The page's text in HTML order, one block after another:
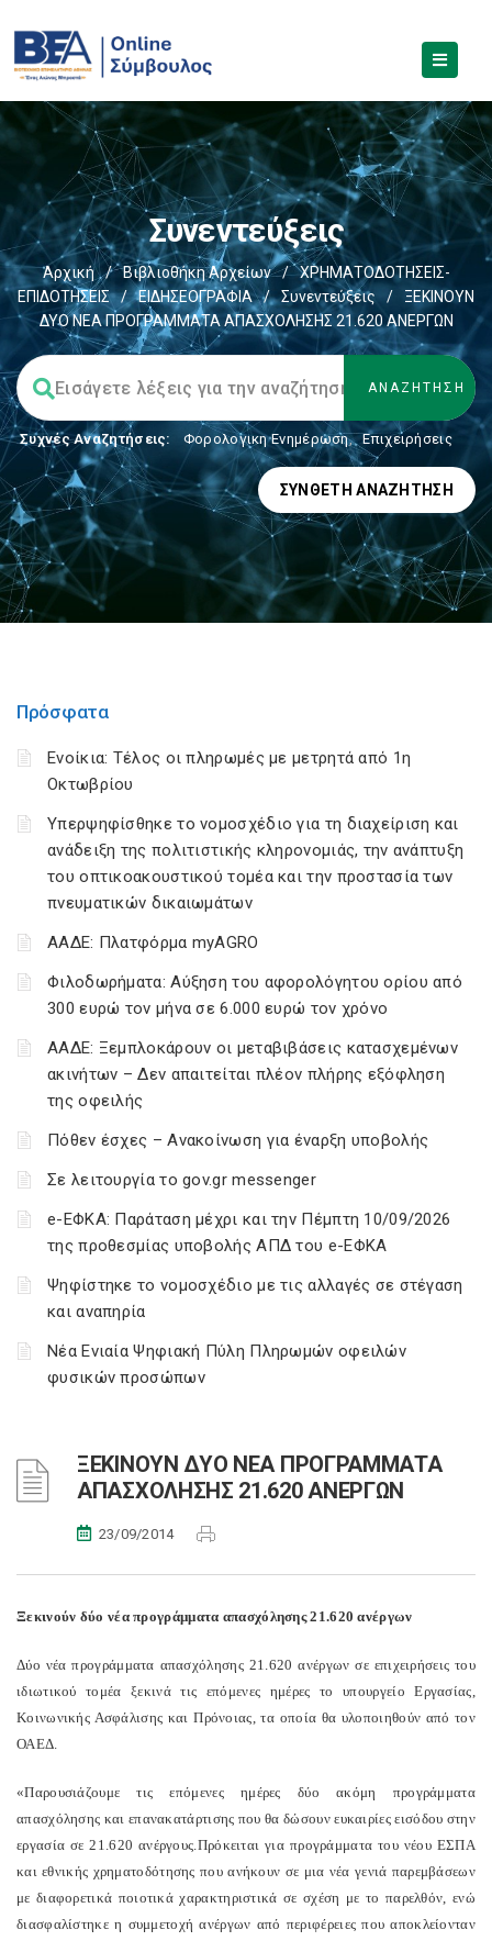
Συνεντεύξεις
Αρχική / Βιβλιοθήκη Αρχείων /
ΧΡΗΜΑΤΟΔΟΤΗΣΕΙΣ-
ΕΠΙΔΟΤΗΣΕΙΣ
/ ΕΙΔΗΣΕΟΓΡΑΦΙΑ / Συνεντεύξεις /
ΞΕΚΙΝΟΥΝ
ΔΥΟ ΝΕΑ ΠΡΟΓΡΑΜΜΑΤΑ ΑΠΑΣΧΟΛΗΣΗΣ 21.620 ΑΝΕΡΓΩΝ
Συχνές Αναζητήσεις: Φορολογικη Ενημέρωση, Επιχειρήσεις
ΣΎΝΘΕΤΗ ΑΝΑΖΉΤΗΣΗ
Πρόσφατα
Ενοίκια: Τέλος οι πληρωμές με μετρητά από 1η
Οκτωβρίου
Υπερψηφίσθηκε το νομοσχέδιο για τη διαχείριση και
ανάδειξη της πολιτιστικής κληρονομιάς, την ανάπτυξη
του οπτικοακουστικού τομέα και την προστασία των
πνευματικών δικαιωμάτων
ΑΑΔΕ: Πλατφόρμα myAGRO
Φιλοδωρήματα: Αύξηση του αφορολόγητου ορίου από
300 ευρώ τον μήνα σε 6.000 ευρώ τον χρόνο
ΑΑΔΕ: Ξεμπλοκάρουν οι μεταβιβάσεις κατασχεμένων
ακινήτων – Δεν απαιτείται πλέον πλήρης εξόφληση
της οφειλής
Πόθεν έσχες – Ανακοίνωση για έναρξη υποβολής
Σε λειτουργία το gov.gr messenger
e-ΕΦΚΑ: Παράταση μέχρι και την Πέμπτη 10/09/2026
της προθεσμίας υποβολής ΑΠΔ του e-ΕΦΚΑ
Ψηφίστηκε το νομοσχέδιο με τις αλλαγές σε στέγαση
και αναπηρία
Νέα Ενιαία Ψηφιακή Πύλη Πληρωμών οφειλών
φυσικών προσώπων
ΞΕΚΙΝΟΥΝ ΔΥΟ ΝΕΑ ΠΡΟΓΡΑΜΜΑΤΑ
ΑΠΑΣΧΟΛΗΣΗΣ 21.620 ΑΝΕΡΓΩΝ
23/09/2014
Ξεκινούν δύο νέα προγράμματα απασχόλησης 21.620 ανέργων
Δύο νέα προγράμματα απασχόλησης 21.620 ανέργων σε επιχειρήσεις του
ιδιωτικού τομέα ξεκινά τις επόμενες ημέρες το υπουργείο Εργασίας,
Κοινωνικής Ασφάλισης και Πρόνοιας, τα οποία θα υλοποιηθούν από τον
ΟΑΕΔ.
«Παρουσιάζουμε τις επόμενες ημέρες δύο ακόμη προγράμματα
απασχόλησης και επανακατάρτισης που θα δώσουν ευκαιρίες εισόδου στην
εργασία σε 21.620 ανέργους.Πρόκειται για προγράμματα του νέου ΕΣΠΑ
και εθνικής χρηματοδότησης που ανήκουν σε μια νέα γενιά παρεμβάσεων
με διαφορετικά ποιοτικά χαρακτηριστικά σε σχέση με το παρελθόν, ενώ
διασφαλίστηκε η συμμετοχή ανέργων από περιφέρειες που αποκλείονταν